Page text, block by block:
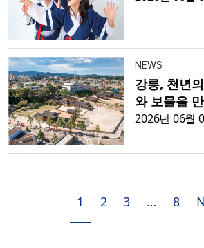
NEWS
강릉, 천년
와 보물을
2026년 06월
1 2 3 … 8